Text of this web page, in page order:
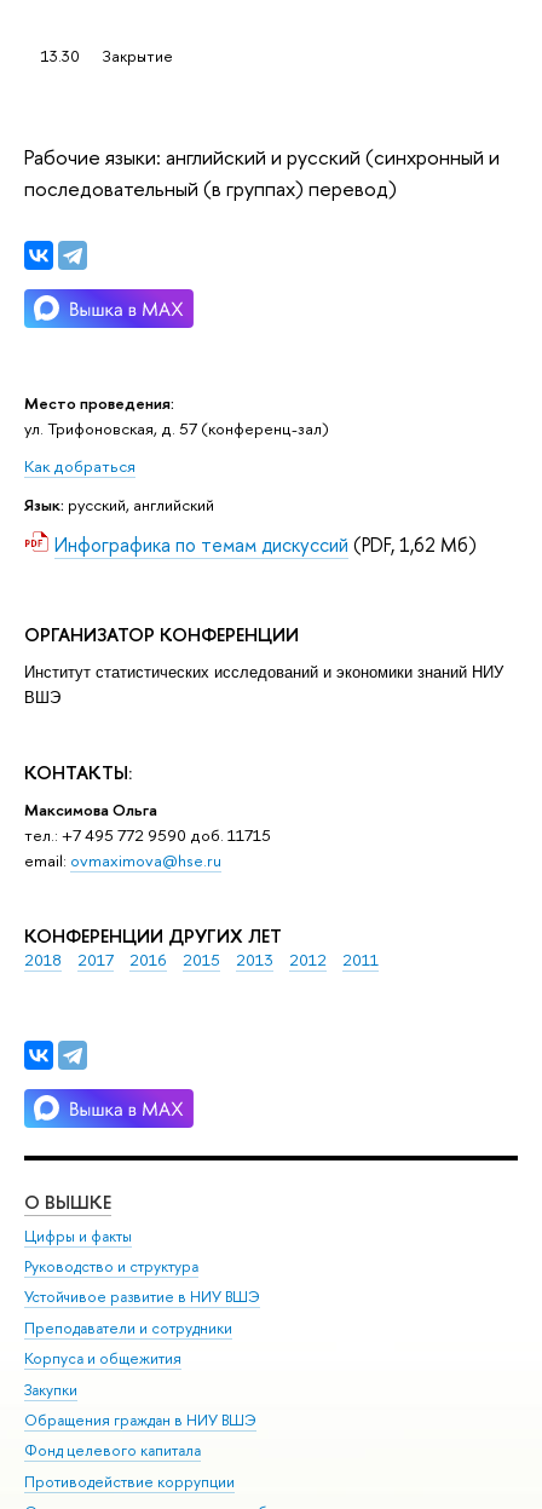
Место проведения:
ул. Трифоновская, д. 57 (конференц-зал)
Как добраться
Язык: русский, английский
Инфографика по темам дискуссий (PDF, 1,62 Мб)
ОРГАНИЗАТОР КОНФЕРЕНЦИИ
Институт статистических исследований и экономики знаний НИУ
ВШЭ
КОНТАКТЫ:
Максимова Ольга
тел.: +7 495 772 9590 доб. 11715
email: ovmaximova@hse.ru
КОНФЕРЕНЦИИ ДРУГИХ ЛЕТ
2018 2017 2016 2015 2013 2012 2011
13.30 Закрытие
Рабочие языки: английский и русский (синхронный и
последовательный (в группах) перевод)
О ВЫШКЕ
Цифры и факты
Руководство и структура
Устойчивое развитие в НИУ ВШЭ
Преподаватели и сотрудники
Корпуса и общежития
Закупки
Обращения граждан в НИУ ВШЭ
Фонд целевого капитала
Противодействие коррупции